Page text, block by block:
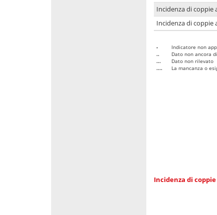
Incidenza di coppie
Incidenza di coppie
-
Indicatore non
..
Dato non ancora
...
Dato non rilevato
....
La mancanza o
Incidenza di